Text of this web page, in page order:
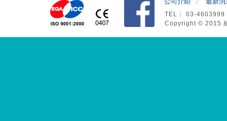
TEL： 03-
Copyright © 2015